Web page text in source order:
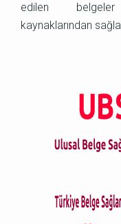
edilen
kaynaklarından